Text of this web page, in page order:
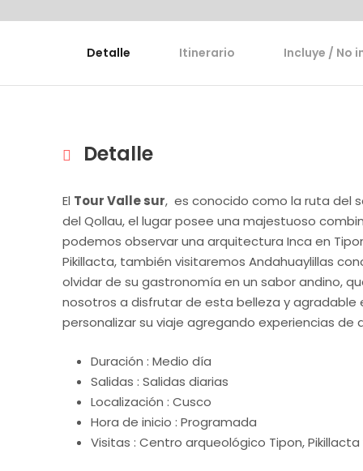
Detalle Itinerario Incluye / No
Detalle
El Tour Valle sur, es conocido como la ruta del
del Qollau, el lugar posee una majestuoso
podemos observar una arquitectura Inca en
Pikillacta, también visitaremos Andahuaylillas
olvidar de su gastronomía en un sabor andino,
nosotros a disfrutar de esta belleza y
personalizar su viaje agregando experiencias
Duración : Medio día
Salidas : Salidas diarias
Localización : Cusco
Hora de inicio : Programada
Visitas : Centro arqueológico Tipon,